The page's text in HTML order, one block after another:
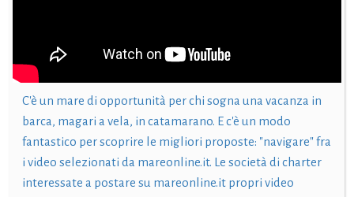
C'è un mare di opportunità per chi sogna una vacanza in
barca, magari a vela, in catamarano. E c'è un modo
fantastico per scoprire le migliori proposte: "navigare" fra
i video selezionati da mareonline.it. Le società di charter
interessate a postare su mareonline.it propri video